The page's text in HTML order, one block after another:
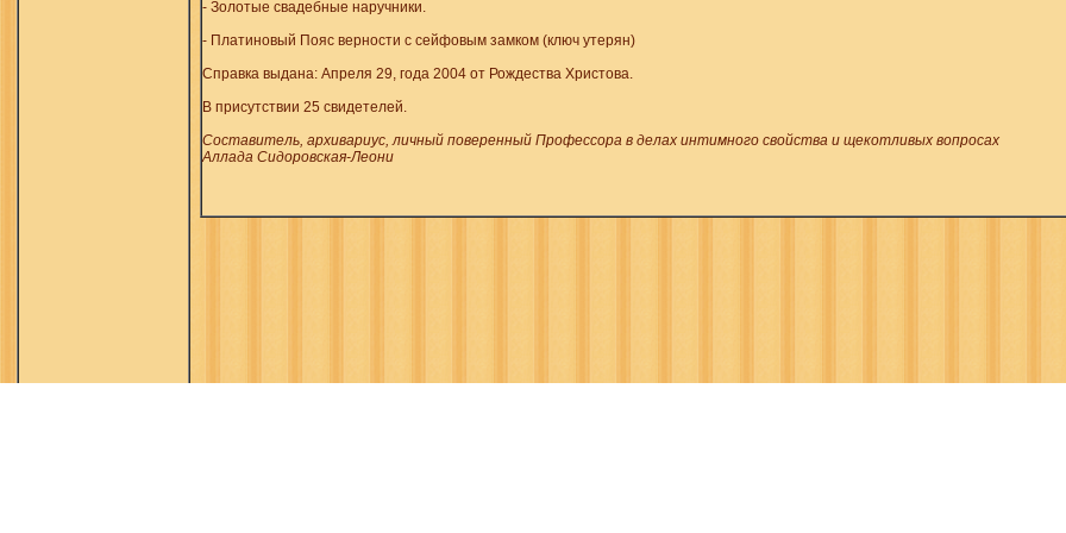
- Золотые свадебные наручники.
- Платиновый Пояс верности с сейфовым замком (ключ утерян)
Справка выдана: Апреля 29, года 2004 от Рождества Христова.
В присутствии 25 свидетелей.
Составитель, архивариус, личный поверенный Профессора в делах интимного свойства и щекотливых вопросах
Аллада Сидоровская-Леони